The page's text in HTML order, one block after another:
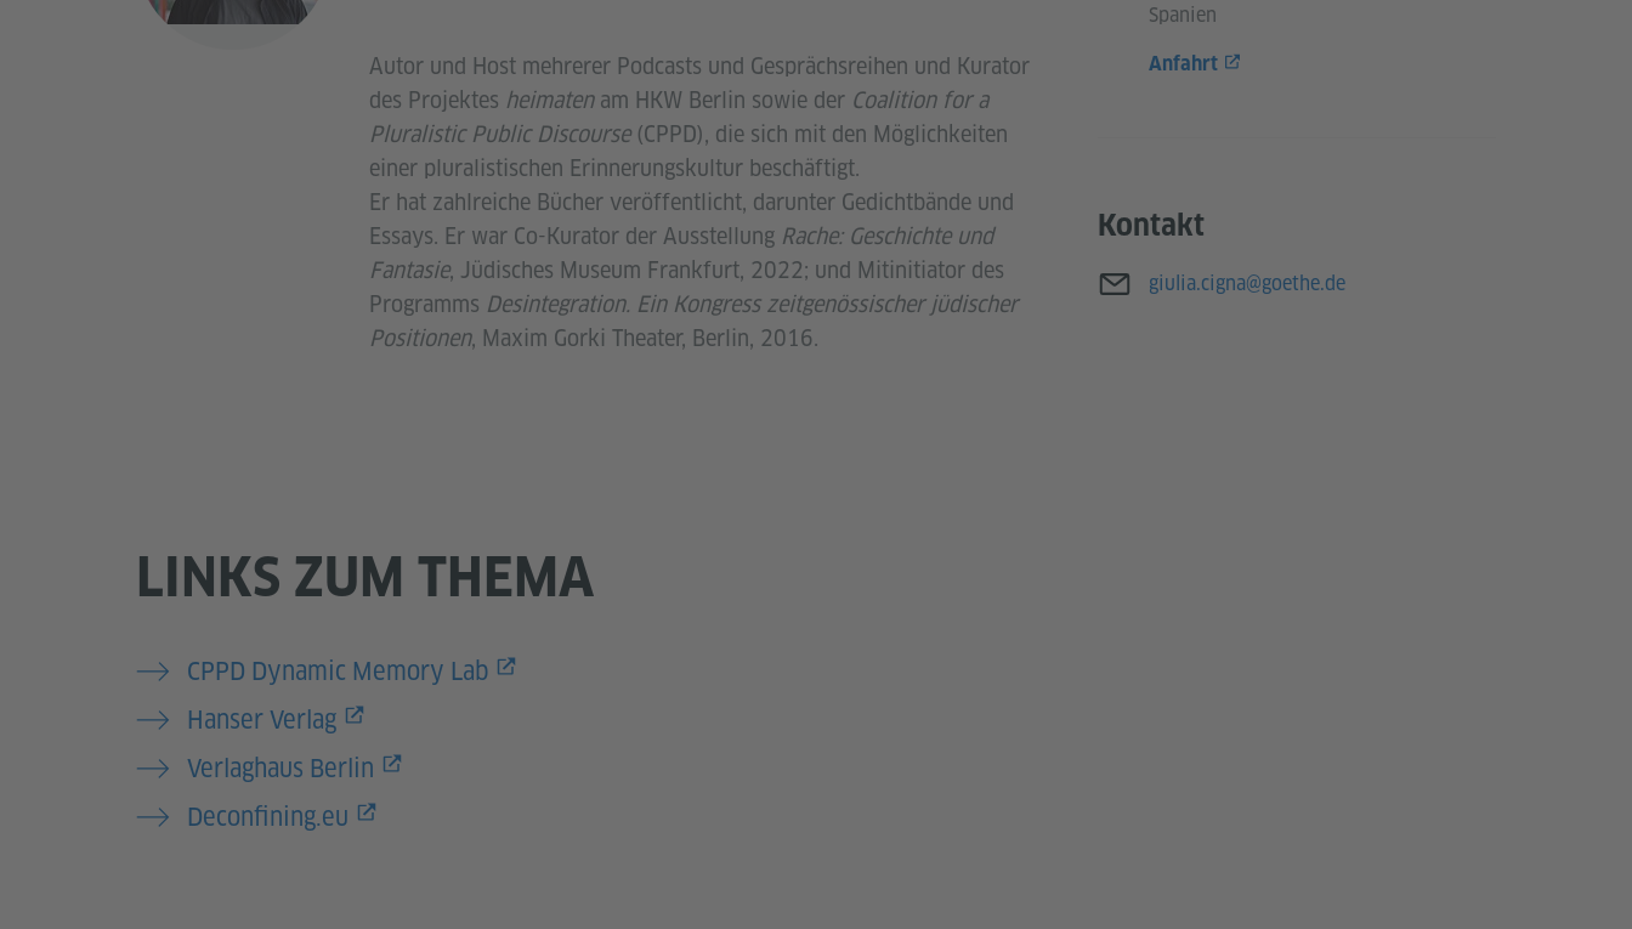
Autor und Host mehrerer Podcasts und Gesprächsreihen und Kurator
des Projektes heimatenam HKW Berlin sowie der Coalition for a
Pluralistic Public Discourse(CPPD), die sich mit den Möglichkeiten
einer pluralistischen Erinnerungskultur beschäftigt.
Er hat zahlreiche Bücher veröffentlicht, darunter Gedichtbände und
Essays. Er war Co-Kurator der Ausstellung Rache: Geschichte und
Fantasie, Jüdisches Museum Frankfurt, 2022; und Mitinitiator des
Programms Desintegration. Ein Kongress zeitgenössischer jüdischer
Positionen, Maxim Gorki Theater, Berlin, 2016.
LINKS ZUM THEMA
CPPD Dynamic Memory Lab
Hanser Verlag
Verlaghaus Berlin
Deconfining.eu
Spanien
Anfahrt
Kontakt
E-Mail
giulia.cigna@goethe.de